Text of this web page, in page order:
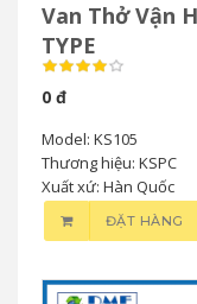
Van Thở Vận
TYPE
0 đ
Model: KS105
Thương hiệu: KSPC
Xuất xứ: Hàn Quốc
ĐẶT HÀNG